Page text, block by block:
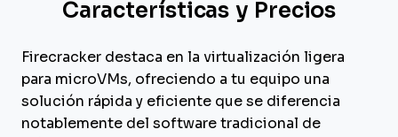
Características y Precios
Firecracker destaca en la virtualización ligera
para microVMs, ofreciendo a tu equipo una
solución rápida y eficiente que se diferencia
notablemente del software tradicional de